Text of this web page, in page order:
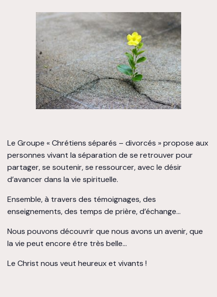
Le Groupe « Chrétiens séparés – divorcés » propose aux
personnes vivant la séparation de se retrouver pour
partager, se soutenir, se ressourcer, avec le désir
d’avancer dans la vie spirituelle.
Ensemble, à travers des témoignages, des
enseignements, des temps de prière, d’échange…
Nous pouvons découvrir que nous avons un avenir, que
la vie peut encore être très belle…
Le Christ nous veut heureux et vivants !